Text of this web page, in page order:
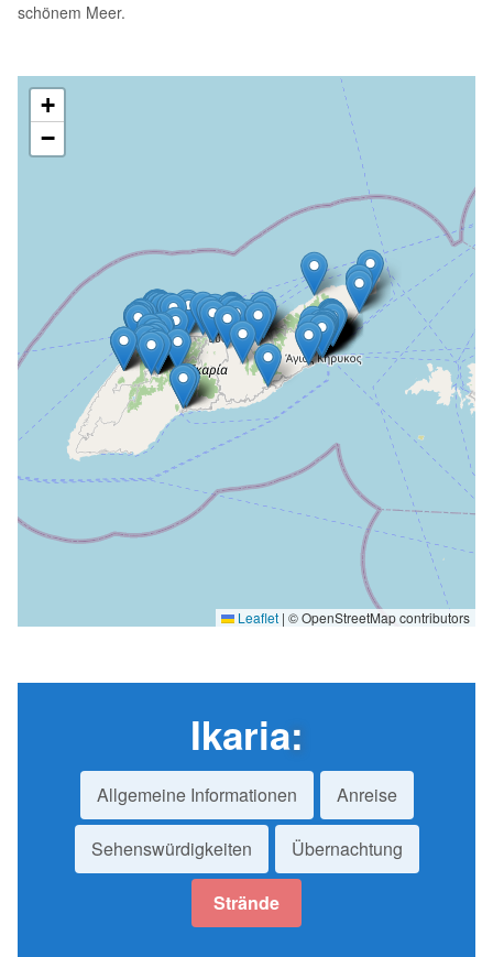
schönem Meer.
+
−
Leaflet | © OpenStreetMap contributors
Ikaria:
Allgemeine Informationen Anreise
Sehenswürdigkeiten Übernachtung
Strände